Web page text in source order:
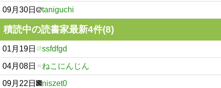
09月30日 taniguchi
積読中の読書家最新4件(8)
01月19日 ssfdfgd
04月08日 ねこにんじん
09月22日 niszet0